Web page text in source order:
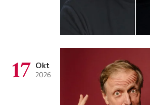
17 Okt
2026